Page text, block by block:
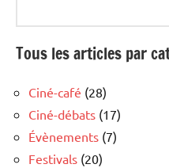
Tous les articles par
Ciné-café (28)
Ciné-débats (17)
Évènements (7)
Festivals (20)